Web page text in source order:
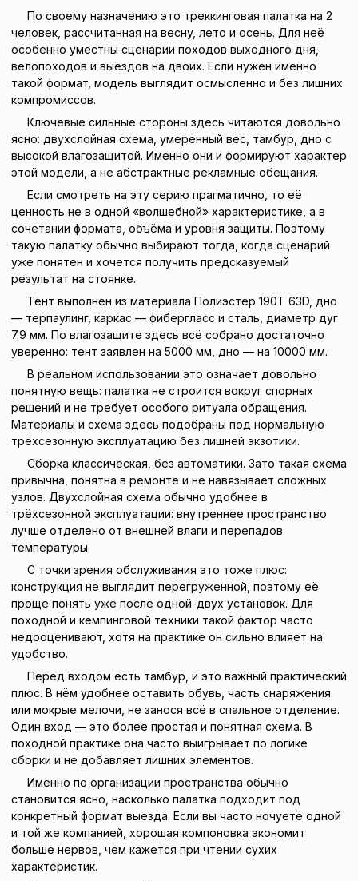
По своему назначению это треккинговая палатка на 2
человек, рассчитанная на весну, лето и осень. Для неё
особенно уместны сценарии походов выходного дня,
велопоходов и выездов на двоих. Если нужен именно
такой формат, модель выглядит осмысленно и без лишних
компромиссов.
Ключевые сильные стороны здесь читаются довольно
ясно: двухслойная схема, умеренный вес, тамбур, дно с
высокой влагозащитой. Именно они и формируют характер
этой модели, а не абстрактные рекламные обещания.
Если смотреть на эту серию прагматично, то её
ценность не в одной «волшебной» характеристике, а в
сочетании формата, объёма и уровня защиты. Поэтому
такую палатку обычно выбирают тогда, когда сценарий
уже понятен и хочется получить предсказуемый
результат на стоянке.
Тент выполнен из материала Полиэстер 190T 63D, дно
— терпаулинг, каркас — фибергласс и сталь, диаметр дуг
7.9 мм. По влагозащите здесь всё собрано достаточно
уверенно: тент заявлен на 5000 мм, дно — на 10000 мм.
В реальном использовании это означает довольно
понятную вещь: палатка не строится вокруг спорных
решений и не требует особого ритуала обращения.
Материалы и схема здесь подобраны под нормальную
трёхсезонную эксплуатацию без лишней экзотики.
Сборка классическая, без автоматики. Зато такая схема
привычна, понятна в ремонте и не навязывает сложных
узлов. Двухслойная схема обычно удобнее в
трёхсезонной эксплуатации: внутреннее пространство
лучше отделено от внешней влаги и перепадов
температуры.
С точки зрения обслуживания это тоже плюс:
конструкция не выглядит перегруженной, поэтому её
проще понять уже после одной-двух установок. Для
походной и кемпинговой техники такой фактор часто
недооценивают, хотя на практике он сильно влияет на
удобство.
Перед входом есть тамбур, и это важный практический
плюс. В нём удобнее оставить обувь, часть снаряжения
или мокрые мелочи, не занося всё в спальное отделение.
Один вход — это более простая и понятная схема. В
походной практике она часто выигрывает по логике
сборки и не добавляет лишних элементов.
Именно по организации пространства обычно
становится ясно, насколько палатка подходит под
конкретный формат выезда. Если вы часто ночуете одной
и той же компанией, хорошая компоновка экономит
больше нервов, чем кажется при чтении сухих
характеристик.